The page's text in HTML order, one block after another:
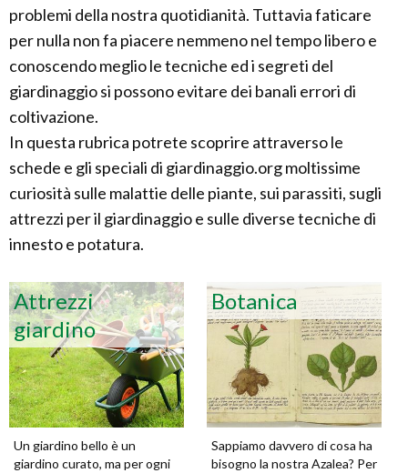
problemi della nostra quotidianità. Tuttavia faticare
per nulla non fa piacere nemmeno nel tempo libero e
conoscendo meglio le tecniche ed i segreti del
giardinaggio si possono evitare dei banali errori di
coltivazione.
In questa rubrica potrete scoprire attraverso le
schede e gli speciali di giardinaggio.org moltissime
curiosità sulle malattie delle piante, sui parassiti, sugli
attrezzi per il giardinaggio e sulle diverse tecniche di
innesto e potatura.
Attrezzi
giardino
Un giardino bello è un
giardino curato, ma per ogni
Botanica
Sappiamo davvero di cosa ha
bisogno la nostra Azalea? Per